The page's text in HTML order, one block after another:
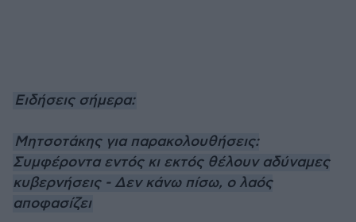
Ειδήσεις σήμερα:
Μητσοτάκης για παρακολουθήσεις:
Συμφέροντα εντός κι εκτός θέλουν αδύναμες
κυβερνήσεις - Δεν κάνω πίσω, ο λαός
αποφασίζει